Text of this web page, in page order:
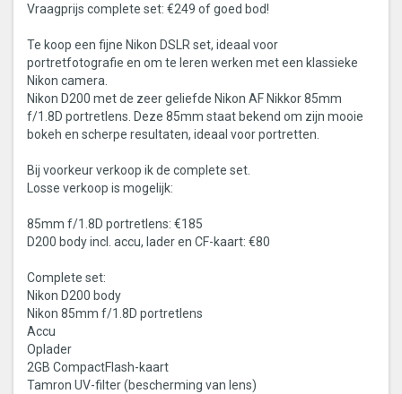
Vraagprijs complete set: €249 of goed bod!
Te koop een fijne Nikon DSLR set, ideaal voor
portretfotografie en om te leren werken met een klassieke
Nikon camera.
Nikon D200 met de zeer geliefde Nikon AF Nikkor 85mm
f/1.8D portretlens. Deze 85mm staat bekend om zijn mooie
bokeh en scherpe resultaten, ideaal voor portretten.
Bij voorkeur verkoop ik de complete set.
Losse verkoop is mogelijk:
85mm f/1.8D portretlens: €185
D200 body incl. accu, lader en CF-kaart: €80
Complete set:
Nikon D200 body
Nikon 85mm f/1.8D portretlens
Accu
Oplader
2GB CompactFlash-kaart
Tamron UV-filter (bescherming van lens)